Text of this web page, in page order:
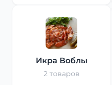
Икра Воблы
2 товаров